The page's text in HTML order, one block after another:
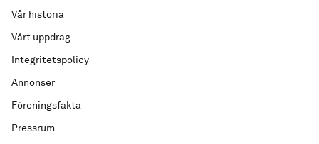
Vår historia
Vårt uppdrag
Integritetspolicy
Annonser
Föreningsfakta
Pressrum